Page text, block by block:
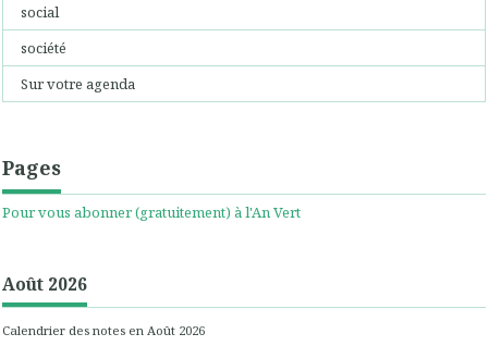
social
société
Sur votre agenda
Pages
Pour vous abonner (gratuitement) à l'An Vert
Août 2026
Calendrier des notes en Août 2026